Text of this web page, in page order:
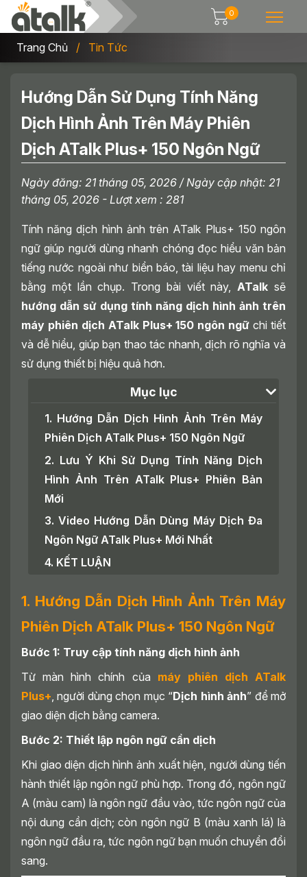
0
Trang Chủ Tin Tức
Hướng Dẫn Sử Dụng Tính Năng
Dịch Hình Ảnh Trên Máy Phiên
Dịch ATalk Plus+ 150 Ngôn Ngữ
Ngày đăng: 21 tháng 05, 2026 / Ngày cập nhật: 21
tháng 05, 2026 - Lượt xem : 281
Tính năng dịch hình ảnh trên ATalk Plus+ 150 ngôn
ngữ giúp người dùng nhanh chóng đọc hiểu văn bản
tiếng nước ngoài như biển báo, tài liệu hay menu chỉ
bằng một lần chụp. Trong bài viết này, ATalk sẽ
hướng dẫn sử dụng tính năng dịch hình ảnh trên
máy phiên dịch ATalk Plus+ 150 ngôn ngữ chi tiết
và dễ hiểu, giúp bạn thao tác nhanh, dịch rõ nghĩa và
sử dụng thiết bị hiệu quả hơn.
Mục lục
1. Hướng Dẫn Dịch Hình Ảnh Trên Máy
Phiên Dịch ATalk Plus+ 150 Ngôn Ngữ
2. Lưu Ý Khi Sử Dụng Tính Năng Dịch
Hình Ảnh Trên ATalk Plus+ Phiên Bản
Mới
3. Video Hướng Dẫn Dùng Máy Dịch Đa
Ngôn Ngữ ATalk Plus+ Mới Nhất
4. KẾT LUẬN
1. Hướng Dẫn Dịch Hình Ảnh Trên Máy
Phiên Dịch ATalk Plus+ 150 Ngôn Ngữ
Bước 1: Truy cập tính năng dịch hình ảnh
Từ màn hình chính của máy phiên dịch ATalk
Plus+ , người dùng chọn mục “Dịch hình ảnh” để mở
giao diện dịch bằng camera.
Bước 2: Thiết lập ngôn ngữ cần dịch
Khi giao diện dịch hình ảnh xuất hiện, người dùng tiến
hành thiết lập ngôn ngữ phù hợp. Trong đó, ngôn ngữ
A (màu cam) là ngôn ngữ đầu vào, tức ngôn ngữ của
nội dung cần dịch; còn ngôn ngữ B (màu xanh lá) là
ngôn ngữ đầu ra, tức ngôn ngữ bạn muốn chuyển đổi
sang.